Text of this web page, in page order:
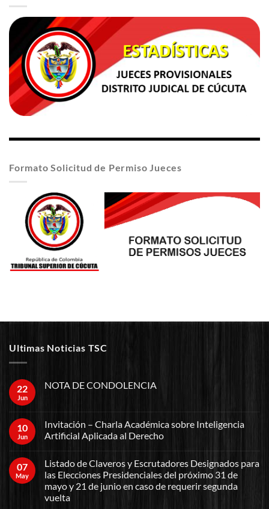
Formato Solicitud de Permiso Jueces
Ultimas Noticias TSC
22
Jun
NOTA DE CONDOLENCIA
10
Jun
Invitación – Charla Académica sobre Inteligencia
Artificial Aplicada al Derecho
07
May
Listado de Claveros y Escrutadores Designados para
las Elecciones Presidenciales del próximo 31 de
mayo y 21 de junio en caso de requerir segunda
vuelta